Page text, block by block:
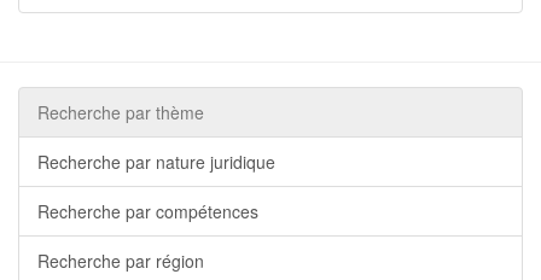
Recherche par thème
Recherche par nature juridique
Recherche par compétences
Recherche par région